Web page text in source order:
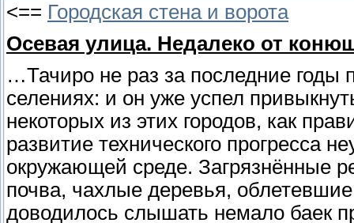
<== Городская стена и ворота
Осевая улица. Недалеко от
…Тачиро не раз за последние годы
селениях: и он уже успел
некоторых из этих городов, как
развитие технического прогресса
окружающей среде. Загрязнённые
почва, чахлые деревья,
доводилось слышать немало баек